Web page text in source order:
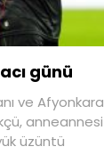
günü
ve
üzüntü